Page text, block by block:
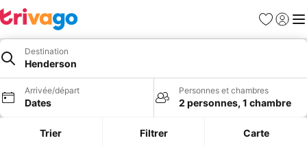
Favoris
Se
Destination
Henderson
Arrivée/départ
Dates
Personnes et chambres
2 personnes, 1 chambre
Trier Filtrer Carte